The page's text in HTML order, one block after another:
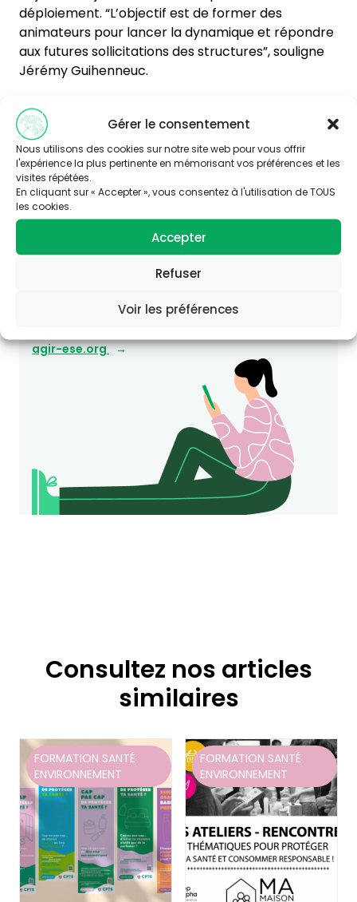
Gérer le consentement
Nous utilisons des cookies sur notre site web pour vous offrir
l'expérience la plus pertinente en mémorisant vos préférences et les
visites répétées.
En cliquant sur « Accepter », vous consentez à l'utilisation de TOUS
les cookies.
Accepter
Refuser
Voir les préférences
déploiement. “L’objectif est de former des
animateurs pour lancer la dynamique et répondre
aux futures sollicitations des structures”, souligne
Jérémy Guihenneuc.
Vous souhaitez en savoir plus sur
cette thématique ?
pour agir en Éducation et promotion de la
agir-ese.org
Consultez nos articles
similaires
FORMATION SANTÉ
ENVIRONNEMENT
FORMATION SANTÉ
ENVIRONNEMENT